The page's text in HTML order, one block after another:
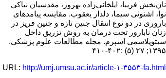
نان‌بخش فریبا، ایلخانی‌زاده بهروز، مقدسیان نیاکی
نوا، اشنوئی سیما، دلدار یعقوب. مقایسه پیامدهای
باروری در دو نوع انتقال جنین تازه و جنین فریز در
زنان نابارور تحت درمان به روش تزریق داخل
سیتوپلاسمی اسپرم. مجله مطالعات علوم پزشکی.
۱۳۹۵; ۲۷ (۵) :۴۰۲-۴۱۰
URL: http://umj.umsu.ac.ir/article-۱-۳۵۵۳-fa.html